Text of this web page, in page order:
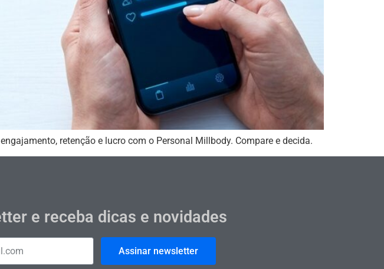
retenção e lucro com o Personal Millbody. Compare e decida.
e receba dicas e novidades
Assinar newsletter